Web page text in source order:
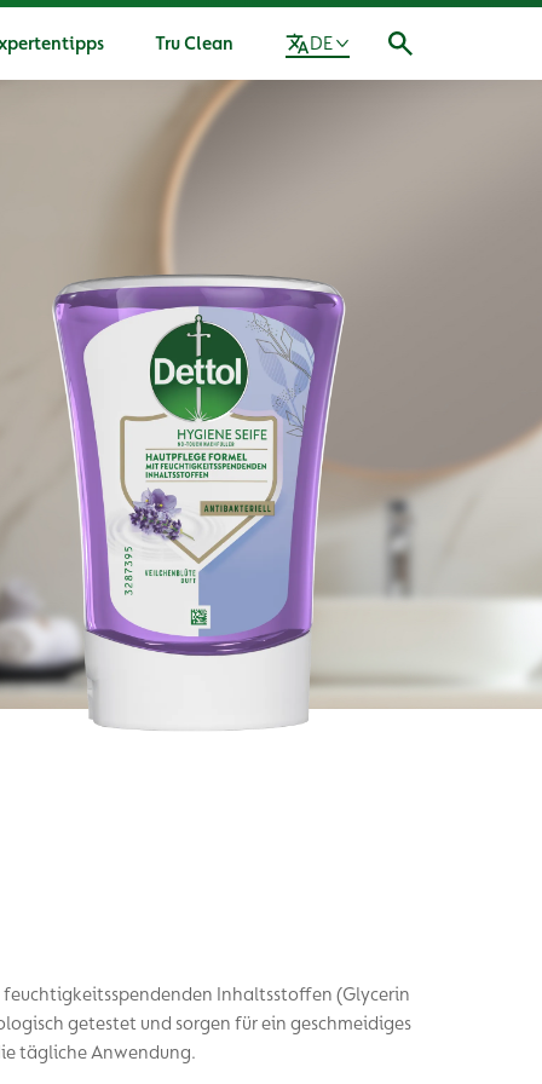
Mission
Tru Clean DE
Inhaltsstoffen (Glycerin
getestet und sorgen für ein geschmeidiges
tägliche Anwendung.